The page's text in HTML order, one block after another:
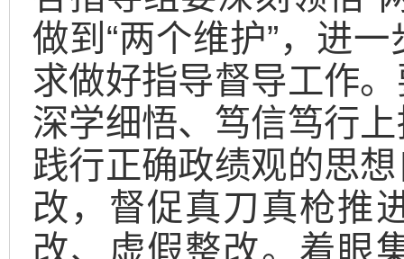
做到“两个维护”，进
求做好指导督导工作
深学细悟、笃信笃行
践行正确政绩观的思
改，督促真刀真枪推
改、虚假整改。着眼